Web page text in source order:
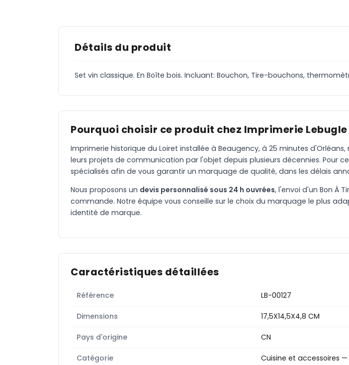
Détails du produit
Set vin classique. En Boîte bois. Incluant: Bouchon, Tire-bouchons,
Pourquoi choisir ce produit chez Imprimerie Lebugle
Imprimerie historique du Loiret installée à Beaugency, à 25 minutes
leurs projets de communication par l'objet depuis plusieurs décennies. Pour ce
spécialisés afin de vous garantir un marquage de qualité, dans les délais
Nous proposons un devis personnalisé sous 24 h ouvrées, l'envoi d'un Bon À
commande. Notre équipe vous conseille sur le choix du marquage le plus
identité de marque.
Caractéristiques détaillées
Référence LB-00127
Dimensions 17,5X14,5X4,8 CM
Pays d'origine CN
Catégorie Cuisine et accessoires